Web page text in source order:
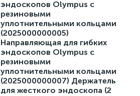
эндоскопов Olympus с
резиновыми
уплотнительными кольцами
(2025000000005)
Направляющая для гибких
эндоскопов Olympus с
резиновыми
уплотнительными кольцами
(2025000000007) Держатель
для жесткого эндоскопа (2